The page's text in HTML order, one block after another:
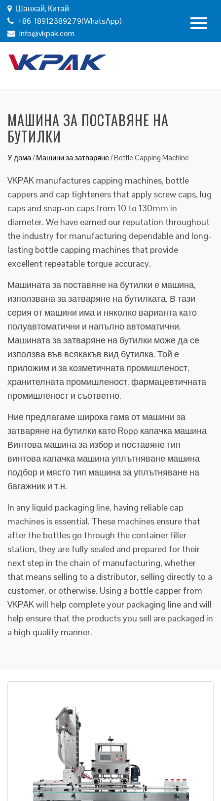
Шанхай, Китай
+86-18912389279(WhatsApp)
info@vkpak.com
МАШИНА ЗА ПОСТАВЯНЕ НА
БУТИЛКИ
У дома/Машини за затваряне/Bottle Capping Machine
VKPAK manufactures capping machines, bottle
cappers and cap tighteners that apply screw caps, lug
caps and snap-on caps from 10 to 130mm in
diameter. We have earned our reputation throughout
the industry for manufacturing dependable and long-
lasting bottle capping machines that provide
excellent repeatable torque accuracy.
Машината за поставяне на бутилки е машина,
използвана за затваряне на бутилката. В тази
серия от машини има и няколко варианта като
полуавтоматични и напълно автоматични.
Машината за затваряне на бутилки може да се
използва във всякакъв вид бутилка. Той е
приложим и за козметичната промишленост,
хранителната промишленост, фармацевтичната
промишленост и съответно.
Ние предлагаме широка гама от машини за
затваряне на бутилки като Ropp капачка машина
Винтова машина за избор и поставяне тип
винтова капачка машина уплътняване машина
подбор и място тип машина за уплътняване на
багажник и т.н.
In any liquid packaging line, having reliable cap
machines is essential. These machines ensure that
after the bottles go through the container filler
station, they are fully sealed and prepared for their
next step in the chain of manufacturing, whether
that means selling to a distributor, selling directly to a
customer, or otherwise. Using a bottle capper from
VKPAK will help complete your packaging line and will
help ensure that the products you sell are packaged in
a high quality manner.